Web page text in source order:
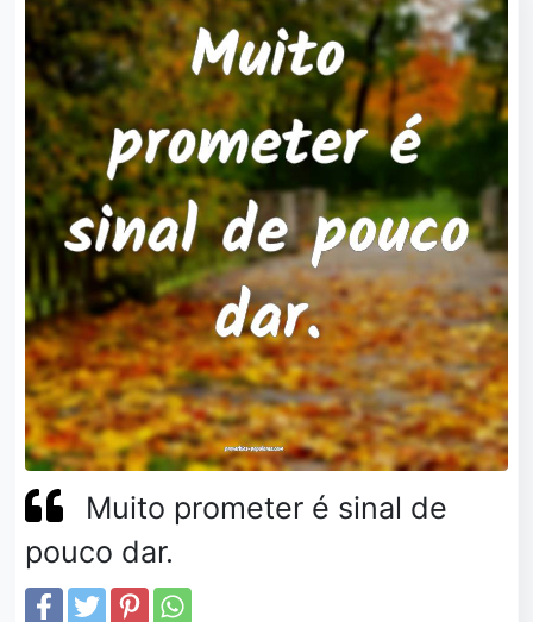
Muito prometer é sinal de
pouco dar.